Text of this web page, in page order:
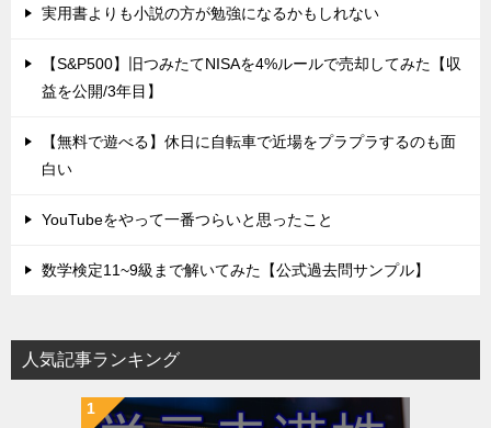
実用書よりも小説の方が勉強になるかもしれない
【S&P500】旧つみたてNISAを4%ルールで売却してみた【収
益を公開/3年目】
【無料で遊べる】休日に自転車で近場をプラプラするのも面
白い
YouTubeをやって一番つらいと思ったこと
数学検定11~9級まで解いてみた【公式過去問サンプル】
人気記事ランキング